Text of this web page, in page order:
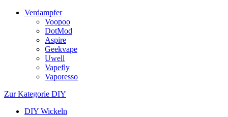
Verdampfer
Voopoo
DotMod
Aspire
Geekvape
Uwell
Vapefly
Vaporesso
Zur Kategorie DIY
DIY Wickeln